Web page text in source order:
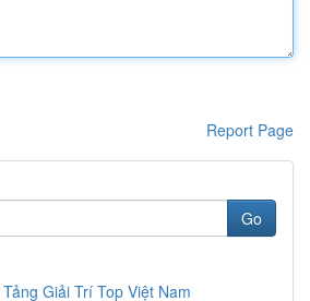
Report Page
Go
Giải Trí Top Việt Nam